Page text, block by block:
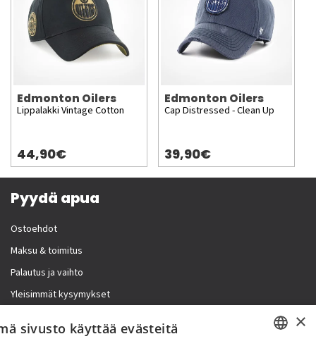
Edmonton Oilers
Lippalakki Vintage Cotton
44,90€
Edmonton Oilers
Cap Distressed - Clean Up
39,90€
Pyydä apua
Ostoehdot
Maksu & toimitus
Palautus ja vaihto
Yleisimmät kysymykset
Lisää meistä ×
sivusto käyttää evästeitä